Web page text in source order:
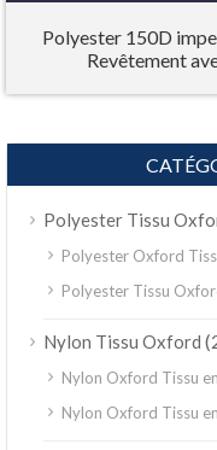
Polyester 150D
Revêtement
Polyester Tissu
Polyester Oxford
Polyester Tissu
Nylon Tissu Oxford
Nylon Oxford Tissu
Nylon Oxford Tissu